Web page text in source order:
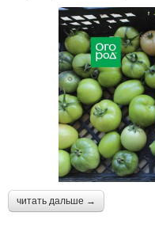
читать дальше →